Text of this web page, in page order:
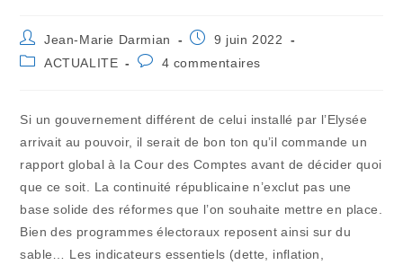
Auteur/autrice
de
la
Jean-Marie Darmian
Publication
9 juin 2022
PostACTUALITE
Commentaires
4 commentaires
Si un gouvernement différent de celui installé par l’Elysée
arrivait au pouvoir, il serait de bon ton qu’il commande un
rapport global à la Cour des Comptes avant de décider quoi
que ce soit. La continuité républicaine n’exclut pas une
base solide des réformes que l’on souhaite mettre en place.
Bien des programmes électoraux reposent ainsi sur du
sable… Les indicateurs essentiels (dette, inflation,